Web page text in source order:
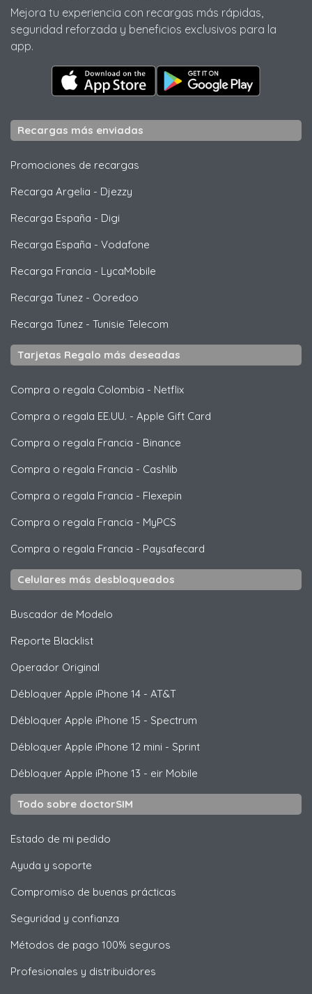
Mejora tu experiencia con recargas más rápidas,
seguridad reforzada y beneficios exclusivos para la
app.
Recargas más enviadas
Promociones de recargas
Recarga Argelia - Djezzy
Recarga España - Digi
Recarga España - Vodafone
Recarga Francia - LycaMobile
Recarga Tunez - Ooredoo
Recarga Tunez - Tunisie Telecom
Tarjetas Regalo más deseadas
Compra o regala Colombia - Netflix
Compra o regala EE.UU. - Apple Gift Card
Compra o regala Francia - Binance
Compra o regala Francia - Cashlib
Compra o regala Francia - Flexepin
Compra o regala Francia - MyPCS
Compra o regala Francia - Paysafecard
Celulares más desbloqueados
Buscador de Modelo
Reporte Blacklist
Operador Original
Débloquer Apple iPhone 14 - AT&T
Débloquer Apple iPhone 15 - Spectrum
Débloquer Apple iPhone 12 mini - Sprint
Débloquer Apple iPhone 13 - eir Mobile
Todo sobre doctorSIM
Estado de mi pedido
Ayuda y soporte
Compromiso de buenas prácticas
Seguridad y confianza
Métodos de pago 100% seguros
Profesionales y distribuidores